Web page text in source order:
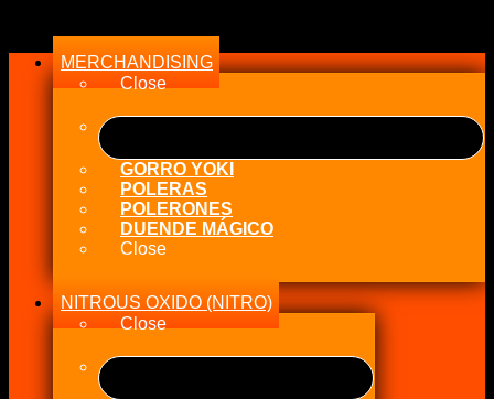
MERCHANDISING
Close
GORRO YOKI
POLERAS
POLERONES
DUENDE MÁGICO
Close
NITROUS OXIDO (NITRO)
Close